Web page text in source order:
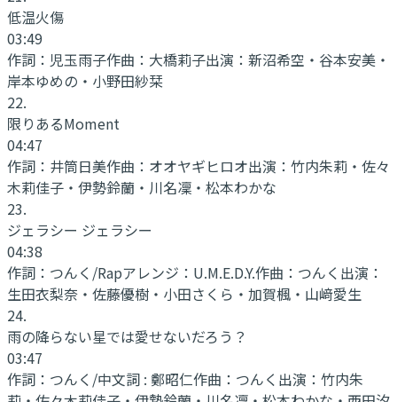
低温火傷
03:49
作詞： 児玉雨子作曲： 大橋莉子出演： 新沼希空・谷本安美・
岸本ゆめの・小野田紗栞
22.
限りあるMoment
04:47
作詞： 井筒日美作曲： オオヤギヒロオ出演： 竹内朱莉・佐々
木莉佳子・伊勢鈴蘭・川名凜・松本わかな
23.
ジェラシー ジェラシー
04:38
作詞： つんく/Rapアレンジ：U.M.E.D.Y.作曲： つんく 出演：
生田衣梨奈・佐藤優樹・小田さくら・加賀楓・山﨑愛生
24.
雨の降らない星では愛せないだろう？
03:47
作詞： つんく/中文詞 : 鄭昭仁作曲： つんく 出演： 竹内朱